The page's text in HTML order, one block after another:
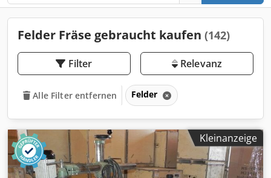
Felder Fräse gebraucht kaufen (142)
Filter Relevanz
Alle Filter entfernen Felder
Kleinanzeige